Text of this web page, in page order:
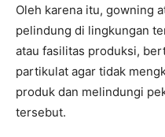
Oleh karena itu, gowning
pelindung di lingkungan
atau fasilitas produksi,
partikulat agar tidak
produk dan melindungi
tersebut.